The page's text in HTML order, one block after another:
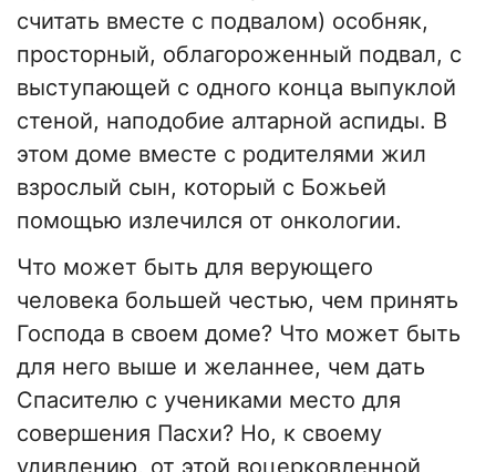
считать вместе с подвалом) особняк,
просторный, облагороженный подвал, с
выступающей с одного конца выпуклой
стеной, наподобие алтарной аспиды. В
этом доме вместе с родителями жил
взрослый сын, который с Божьей
помощью излечился от онкологии.
Что может быть для верующего
человека большей честью, чем принять
Господа в своем доме? Что может быть
для него выше и желаннее, чем дать
Спасителю с учениками место для
совершения Пасхи? Но, к своему